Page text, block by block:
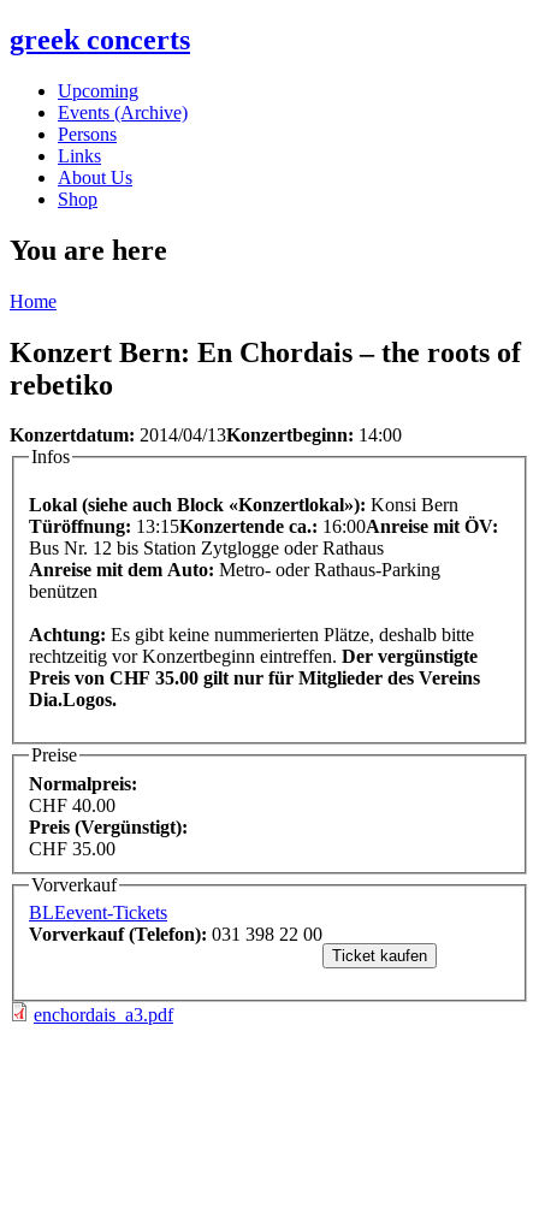
greek concerts
Upcoming
Events (Archive)
Persons
Links
About Us
Shop
You are here
Home
Konzert Bern: En Chordais – the roots of
rebetiko
Konzertdatum: 2014/04/13Konzertbeginn: 14:00
Infos
Lokal (siehe auch Block «Konzertlokal»): Konsi Bern
Türöffnung: 13:15Konzertende ca.: 16:00Anreise mit ÖV:
Bus Nr. 12 bis Station Zytglogge oder Rathaus
Anreise mit dem Auto: Metro- oder Rathaus-Parking
benützen
Achtung: Es gibt keine nummerierten Plätze, deshalb bitte
rechtzeitig vor Konzertbeginn eintreffen. Der vergünstigte
Preis von CHF 35.00 gilt nur für Mitglieder des Vereins
Dia.Logos.
Preise
Normalpreis:
CHF 40.00
Preis (Vergünstigt):
CHF 35.00
Vorverkauf
BLEevent-Tickets
Vorverkauf (Telefon): 031 398 22 00
enchordais_a3.pdf